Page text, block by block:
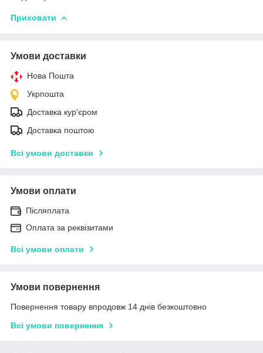
Приховати
Умови доставки
Нова Пошта
Укрпошта
Доставка кур'єром
Доставка поштою
Всі умови доставки
Умови оплати
Післяплата
Оплата за реквізитами
Всі умови оплати
Умови повернення
Повернення товару впродовж 14 днів безкоштовно
Всі умови повернення